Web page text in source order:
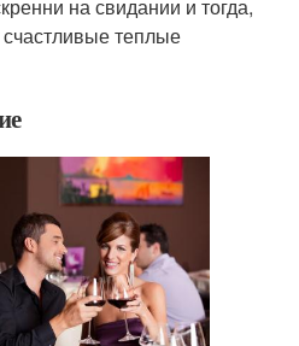
на свидании и тогда,
теплые